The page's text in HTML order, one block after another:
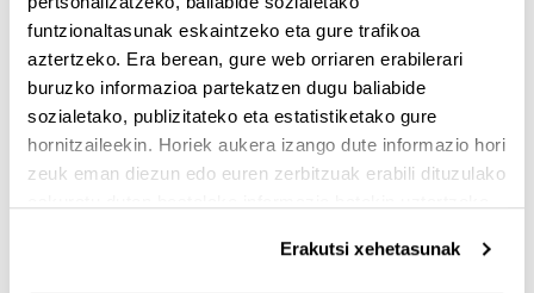
funtzionaltasunak eskaintzeko eta gure trafikoa
aztertzeko. Era berean, gure web orriaren erabilerari
buruzko informazioa partekatzen dugu baliabide
sozialetako, publizitateko eta estatistiketako gure
hornitzaileekin. Horiek aukera izango dute informazio hori
zeuk eman diezun edo euren zerbitzuak erabili dituzulako
Erakutsi xehetasunak